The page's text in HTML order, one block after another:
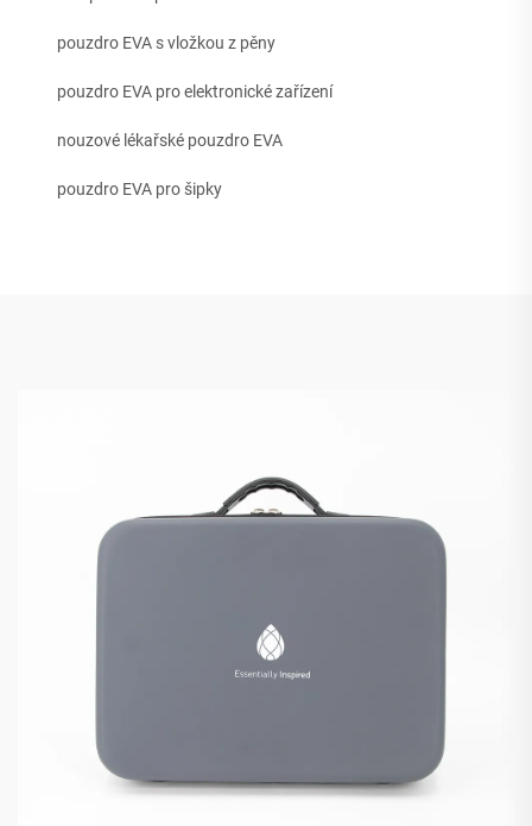
pouzdro EVA s vložkou z pěny
pouzdro EVA pro elektronické zařízení
nouzové lékařské pouzdro EVA
pouzdro EVA pro šipky